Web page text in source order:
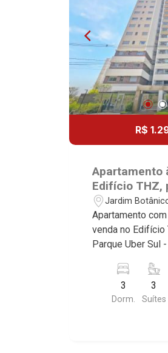
R$
Apartamento
Edifício THZ,
Parque Uber
Preto/SP.
Jardim
Apartamento
venda no Edifício
Parque Uber Sul
as
Martinelli
você: - 132m² de área útil - 3 suítes -
3
Dorm.
3
Suítes